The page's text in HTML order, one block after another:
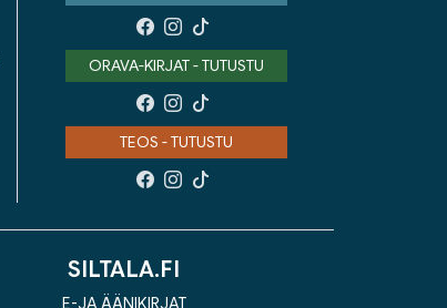
ORAVA-KIRJAT - TUTUSTU
TEOS - TUTUSTU
SILTALA.FI
E-JA ÄÄNIKIRJAT